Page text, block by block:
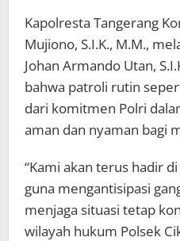
Kapolresta Tangerang
Mujiono, S.I.K., M.M.,
Johan Armando Utan,
bahwa patroli rutin
dari komitmen Polri
aman dan nyaman bagi
“Kami akan terus hadir
guna mengantisipasi
menjaga situasi tetap
wilayah hukum Polsek